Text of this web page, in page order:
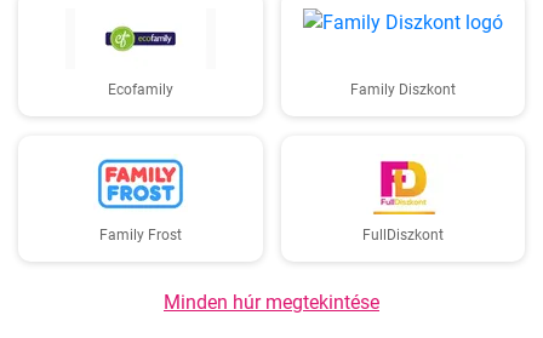
Ecofamily Family Diszkont
Family Frost FullDiszkont
Minden húr megtekintése